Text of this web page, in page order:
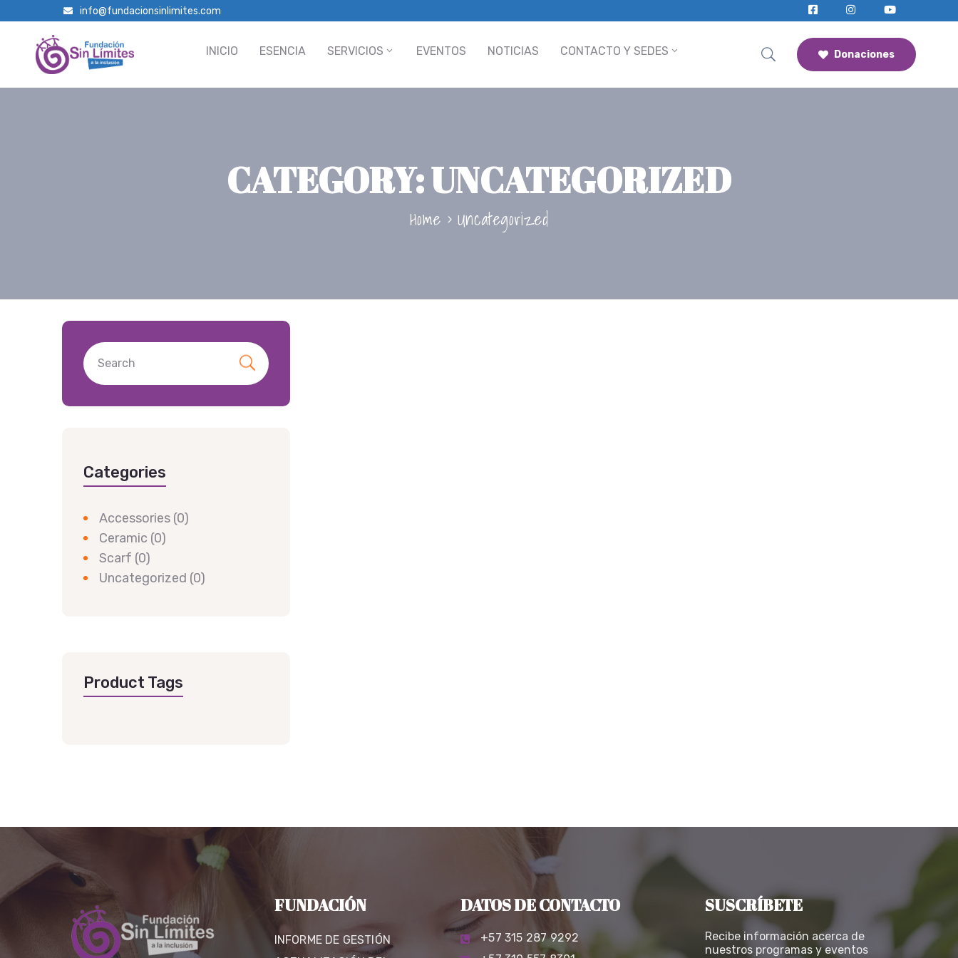
info@fundacionsinlimites.com
INICIO ESENCIA SERVICIOS EVENTOS NOTICIAS CONTACTO Y SEDES Donaciones
CATEGORY:UNCATEGORIZED
Home Uncategorized
Categories
Accessories (0)
Ceramic (0)
Scarf (0)
Uncategorized (0)
Product Tags
FUNDACIÓN
INFORME DE GESTIÓN
DATOS DE CONTACTO
+57 315 287 9292
SUSCRÍBETE
Recibe información acerca de
nuestros programas y eventos